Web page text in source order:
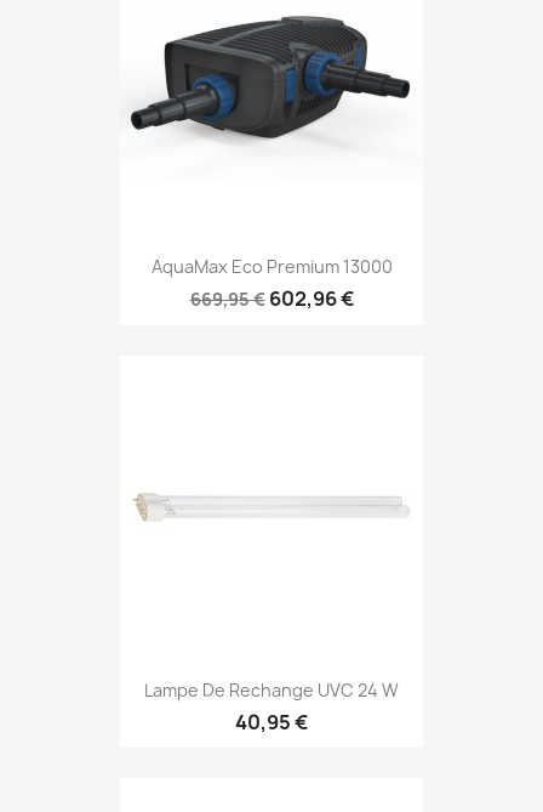
AquaMax Eco Premium 13000
669,95 € 602,96 €
Lampe De Rechange UVC 24 W
40,95 €